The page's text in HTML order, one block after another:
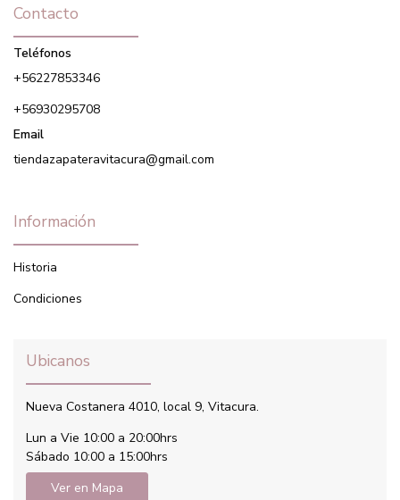
Contacto
Teléfonos
+56227853346
+56930295708
Email
tiendazapateravitacura@gmail.com
Información
Historia
Condiciones
Ubicanos
Nueva Costanera 4010, local 9, Vitacura.
Lun a Vie 10:00 a 20:00hrs
Sábado 10:00 a 15:00hrs
Ver en Mapa